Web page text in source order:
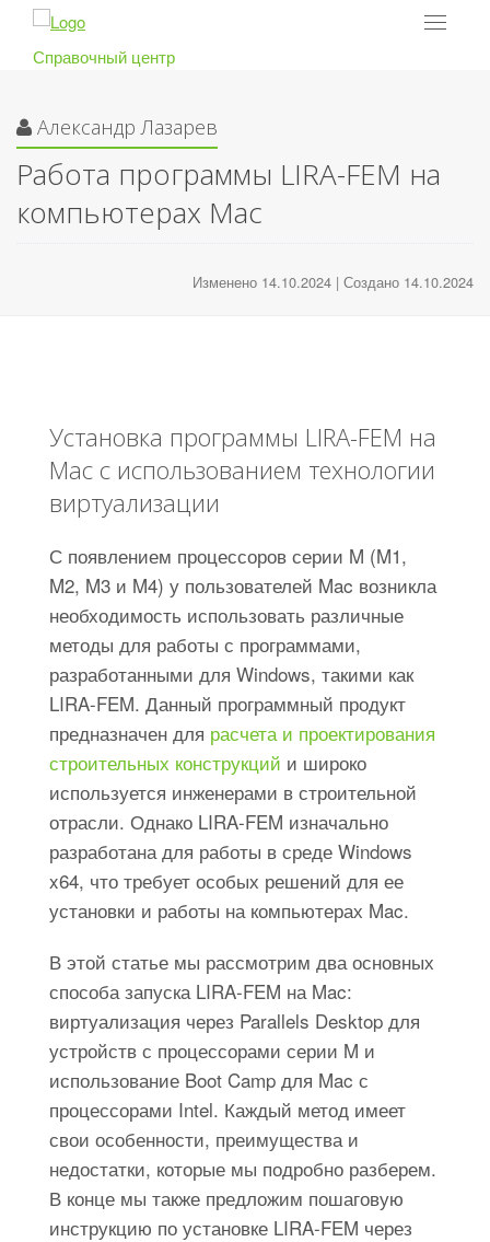
Toggle
Справочный центр
Александр Лазарев
Работа программы LIRA-FEM на
компьютерах Mac
Изменено 14.10.2024 | Создано 14.10.2024
Установка программы LIRA-FEM на
Mac с использованием технологии
виртуализации
С появлением процессоров серии M (M1,
M2, M3 и M4) у пользователей Mac возникла
необходимость использовать различные
методы для работы с программами,
разработанными для Windows, такими как
LIRA-FEM. Данный программный продукт
предназначен для расчета и проектирования
строительных конструкций и широко
используется инженерами в строительной
отрасли. Однако LIRA-FEM изначально
разработана для работы в среде Windows
x64, что требует особых решений для ее
установки и работы на компьютерах Mac.
В этой статье мы рассмотрим два основных
способа запуска LIRA-FEM на Mac:
виртуализация через Parallels Desktop для
устройств с процессорами серии M и
использование Boot Camp для Mac с
процессорами Intel. Каждый метод имеет
свои особенности, преимущества и
недостатки, которые мы подробно разберем.
В конце мы также предложим пошаговую
инструкцию по установке LIRA-FEM через